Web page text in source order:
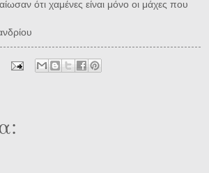
ότι χαμένες είναι μόνο οι μάχες που